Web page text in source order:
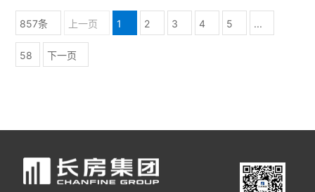
857条 上一页 1 2 3 4 5 ...
58 下一页